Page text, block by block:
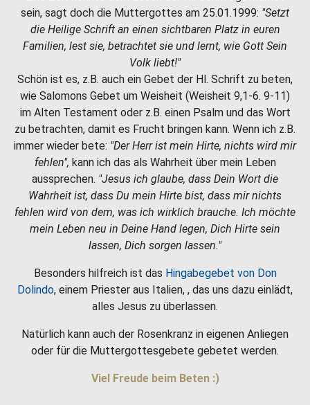
sein, sagt doch die Muttergottes am 25.01.1999: "Setzt
die Heilige Schrift an einen sichtbaren Platz in euren
Familien, lest sie, betrachtet sie und lernt, wie Gott Sein
Volk liebt!"
Schön ist es, z.B. auch ein Gebet der Hl. Schrift zu beten,
wie Salomons Gebet um Weisheit (Weisheit 9,1-6. 9-11)
im Alten Testament oder z.B. einen Psalm und das Wort
zu betrachten, damit es Frucht bringen kann. Wenn ich z.B.
immer wieder bete: "Der Herr ist mein Hirte, nichts wird mir
fehlen", kann ich das als Wahrheit über mein Leben
aussprechen. "Jesus ich glaube, dass Dein Wort die
Wahrheit ist, dass Du mein Hirte bist, dass mir nichts
fehlen wird von dem, was ich wirklich brauche. Ich möchte
mein Leben neu in Deine Hand legen, Dich Hirte sein
lassen, Dich sorgen lassen."
Besonders hilfreich ist das Hingabegebet von Don
Dolindo, einem Priester aus Italien, , das uns dazu einlädt,
alles Jesus zu überlassen.
Natürlich kann auch der Rosenkranz in eigenen Anliegen
oder für die Muttergottesgebete gebetet werden.
Viel Freude beim Beten :)